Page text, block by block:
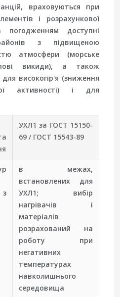
враховуються при
і розрахункової
погодженням доступні
з підвищеною
атмосфери (морське
викиди), а також
високогір'я (зниження
активності) і для
УХЛ1 за ГОСТ 15150-
69 / ГОСТ 15543-89
з
в межах,
встановлених для
УХЛ1; вибір
нагрівачів і
матеріалів
розрахований на
роботу при
негативних
температурах
навколишнього
середовища